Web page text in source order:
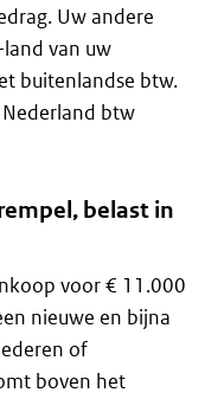
Uw andere
van uw
buitenlandse btw.
btw
belast in
voor € 11.000
nieuwe en bijna
of
boven het